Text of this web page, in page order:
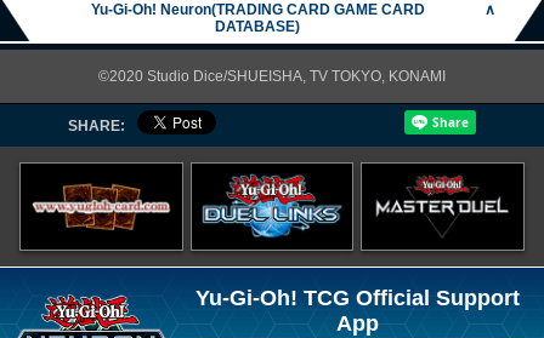
Yu-Gi-Oh! Neuron(TRADING CARD GAME CARD
DATABASE)
∧
©2020 Studio Dice/SHUEISHA, TV TOKYO, KONAMI
SHARE:
Yu-Gi-Oh! TCG Official Support
App